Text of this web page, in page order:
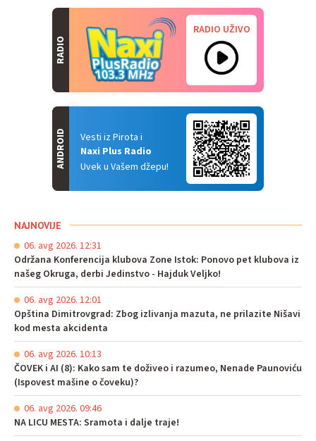
RADIO
RADIO UŽIVO
Vesti iz Pirota i
Naxi Plus Radio
Uvek u Vašem džepu!
ANDROID
NAJNOVIJE
06. avg 2026. 12:31
Održana Konferencija klubova Zone Istok: Ponovo pet klubova iz
našeg Okruga, derbi Jedinstvo - Hajduk Veljko!
06. avg 2026. 12:01
Opština Dimitrovgrad: Zbog izlivanja mazuta, ne prilazite Nišavi
kod mesta akcidenta
06. avg 2026. 10:13
ČOVEK i AI (8): Kako sam te doživeo i razumeo, Nenade Paunoviću
(Ispovest mašine o čoveku)?
06. avg 2026. 09:46
NA LICU MESTA: Sramota i dalje traje!